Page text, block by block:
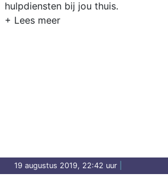
hulpdiensten bij jou thuis.
19 augustus 2019, 22:42 uur